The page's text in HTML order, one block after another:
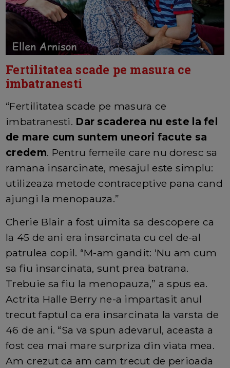
Fertilitatea scade pe masura ce
imbatranesti
“Fertilitatea scade pe masura ce
imbatranesti. Dar scaderea nu este la fel
de mare cum suntem uneori facute sa
credem. Pentru femeile care nu doresc sa
ramana insarcinate, mesajul este simplu:
utilizeaza metode contraceptive pana cand
ajungi la menopauza.”
Cherie Blair a fost uimita sa descopere ca
la 45 de ani era insarcinata cu cel de-al
patrulea copil. “M-am gandit: ‘Nu am cum
sa fiu insarcinata, sunt prea batrana.
Trebuie sa fiu la menopauza,” a spus ea.
Actrita Halle Berry ne-a impartasit anul
trecut faptul ca era insarcinata la varsta de
46 de ani. “Sa va spun adevarul, aceasta a
fost cea mai mare surpriza din viata mea.
Am crezut ca am cam trecut de perioada